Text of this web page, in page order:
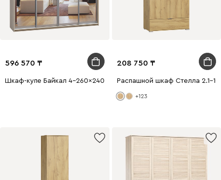
596 570
Шкаф-купе Байкал 4-260x240 Дуб Сонома 4 зеркала
208 750
Распашной шкаф Стелла 2.1-
+123